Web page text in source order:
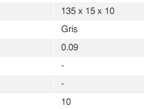
135 x 15 x 10
Gris
0.09
-
-
10